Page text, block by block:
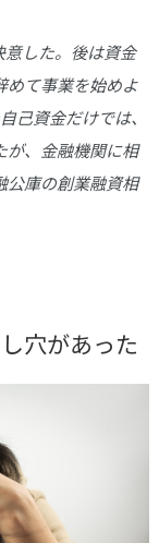
意した。後は資金
めて事業を始めよ
己資金だけでは、
が、金融機関に相
公庫の創業融資相
穴があった